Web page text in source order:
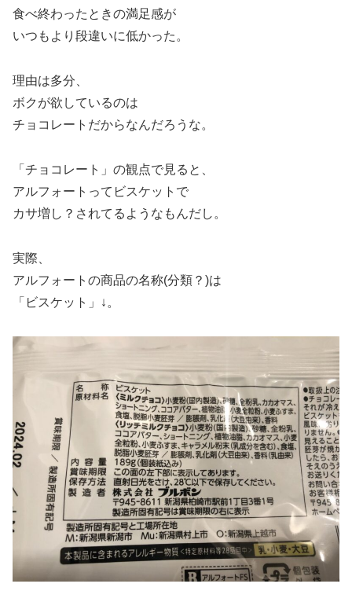
食べ終わったときの満足感が
いつもより段違いに低かった。
理由は多分、
ボクが欲しているのは
チョコレートだからなんだろうな。
「チョコレート」の観点で見ると、
アルフォートってビスケットで
カサ増し？されてるようなもんだし。
実際、
アルフォートの商品の名称(分類？)は
「ビスケット」↓。